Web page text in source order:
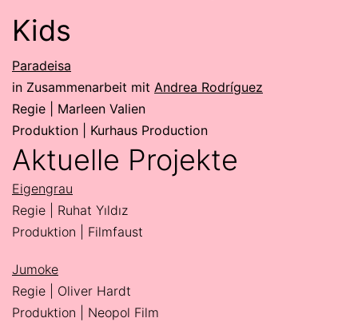
Kids
Paradeisa
in Zusammenarbeit mit Andrea Rodríguez
Regie | Marleen Valien
Produktion | Kurhaus Production
Aktuelle Projekte
Eigengrau
Regie | Ruhat Yıldız
Produktion | Filmfaust
Jumoke
Regie | Oliver Hardt
Produktion | Neopol Film